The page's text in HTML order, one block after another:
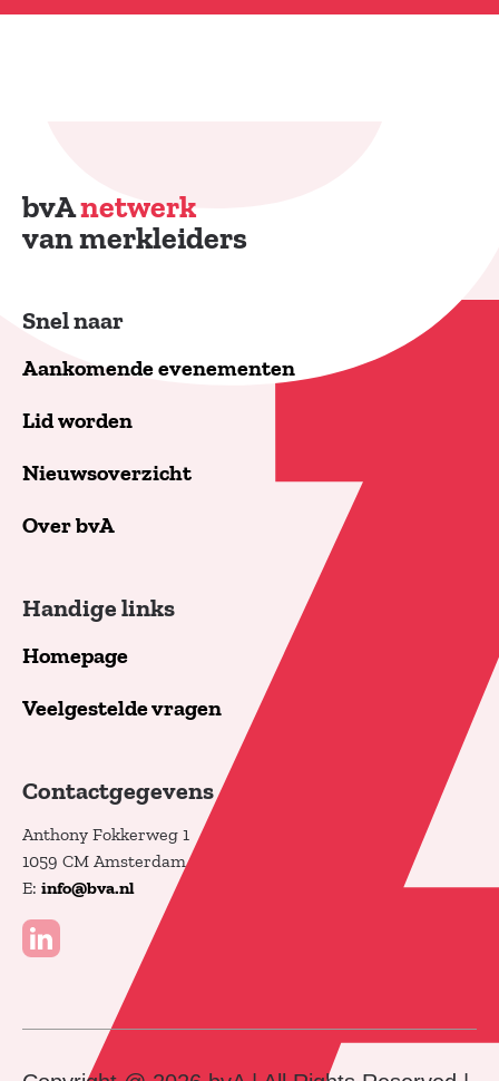
bvAnetwerk
van merkleiders
Snel naar
Aankomende evenementen
Lid worden
Nieuwsoverzicht
Over bvA
Handige links
Homepage
Veelgestelde vragen
Contactgegevens
Anthony Fokkerweg 1
1059 CM Amsterdam
E: info@bva.nl